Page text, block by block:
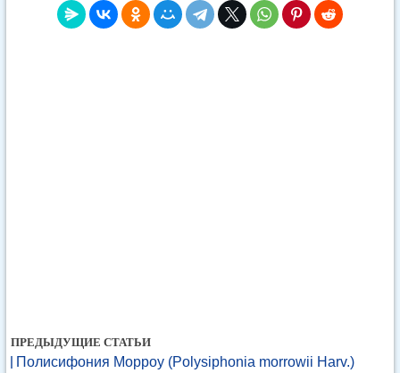
ПРЕДЫДУЩИЕ СТАТЬИ
Полисифония Морроу (Polysiphonia morrowii Harv.)